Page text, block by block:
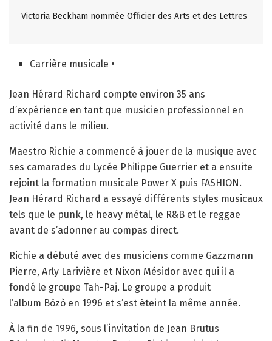
Victoria Beckham nommée Officier des Arts et des Lettres
Carrière musicale •
Jean Hérard Richard compte environ 35 ans
d’expérience en tant que musicien professionnel en
activité dans le milieu.
Maestro Richie a commencé à jouer de la musique avec
ses camarades du Lycée Philippe Guerrier et a ensuite
rejoint la formation musicale Power X puis FASHION.
Jean Hérard Richard a essayé différents styles musicaux
tels que le punk, le heavy métal, le R&B et le reggae
avant de s’adonner au compas direct.
Richie a débuté avec des musiciens comme Gazzmann
Pierre, Arly Larivière et Nixon Mésidor avec qui il a
fondé le groupe Tah-Paj. Le groupe a produit
l’album Bòzò en 1996 et s’est éteint la même année.
À la fin de 1996, sous l’invitation de Jean Brutus